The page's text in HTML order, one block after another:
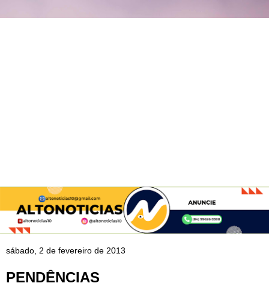
sábado, 2 de fevereiro de 2013
PENDÊNCIAS